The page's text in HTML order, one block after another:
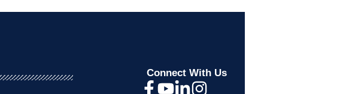
Connect With Us